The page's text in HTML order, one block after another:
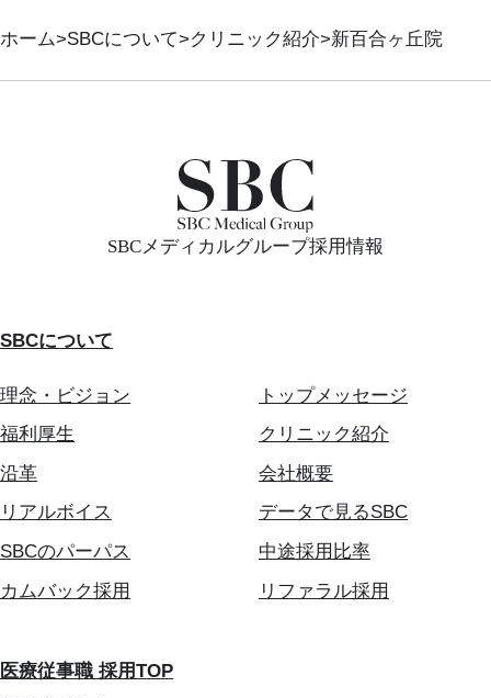
ホーム SBCについて クリニック紹介 新百合ヶ丘院
SBCメディカルグループ採用情報
SBCについて
理念・ビジョン
トップメッセージ
福利厚生
クリニック紹介
沿革
会社概要
リアルボイス
データで見るSBC
SBCのパーパス
中途採用比率
カムバック採用
リファラル採用
医療従事職 採用TOP